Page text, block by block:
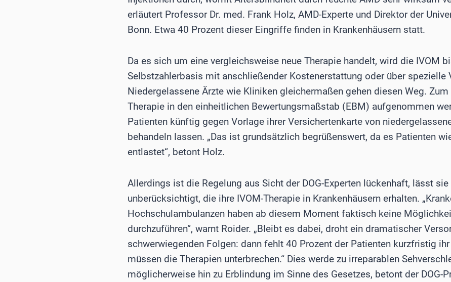
erläutert Professor Dr. med. Frank Holz, AMD-Experte und Direktor der
Bonn. Etwa 40 Prozent dieser Eingriffe finden in Krankenhäusern statt.
Da es sich um eine vergleichsweise neue Therapie handelt, wird die IVOM
Selbstzahlerbasis mit anschließender Kostenerstattung oder über spezielle
Niedergelassene Ärzte wie Kliniken gleichermaßen gehen diesen Weg.
Therapie in den einheitlichen Bewertungsmaßstab (EBM) aufgenommen
Patienten künftig gegen Vorlage ihrer Versichertenkarte von
behandeln lassen. „Das ist grundsätzlich begrüßenswert, da es Patienten
entlastet“, betont Holz.
Allerdings ist die Regelung aus Sicht der DOG-Experten lückenhaft, lässt
unberücksichtigt, die ihre IVOM-Therapie in Krankenhäusern erhalten.
Hochschulambulanzen haben ab diesem Moment faktisch keine
durchzuführen“, warnt Roider. „Bleibt es dabei, droht ein dramatischer
schwerwiegenden Folgen: dann fehlt 40 Prozent der Patienten kurzfristig
müssen die Therapien unterbrechen.“ Dies werde zu irreparablen
möglicherweise hin zu Erblindung im Sinne des Gesetzes, betont der DOG-